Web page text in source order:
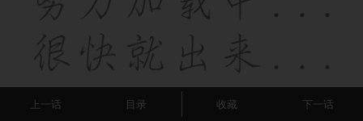
上一话 目录 收藏 下一话